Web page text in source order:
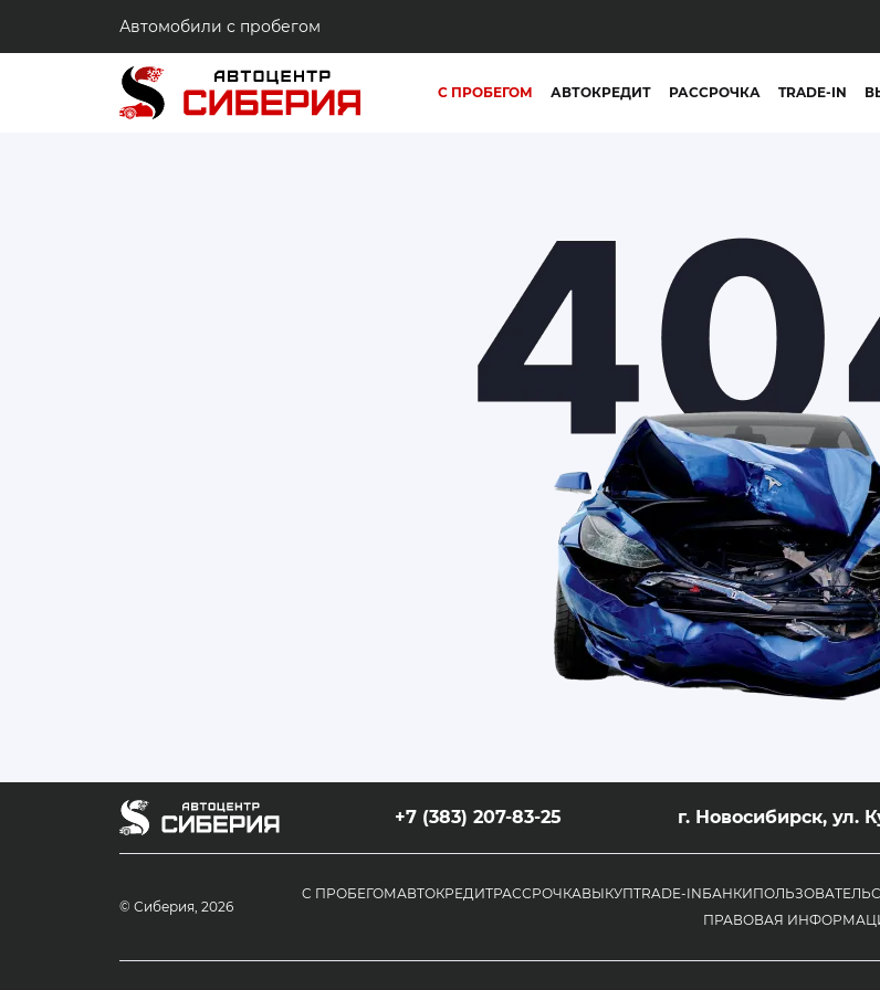
Автомобили с пробегом
С ПРОБЕГОМ АВТОКРЕДИТ РАССРОЧКА TRADE-IN
+7 (383) 207-83-25 г. Новосибирск, ул.
© Сиберия, 2026
C ПРОБЕГОМАВТОКРЕДИТРАССРОЧКАВЫКУПTRADE-INБАНКИ
ПРАВОВАЯ